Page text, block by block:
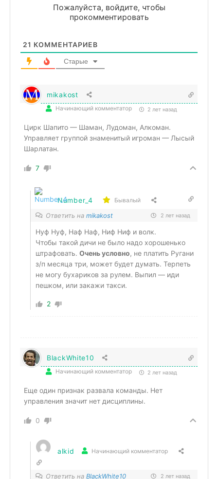
Пожалуйста, войдите, чтобы
прокомментировать
21 КОММЕНТАРИЕВ
Старые
mikakost
Начинающий комментатор 2 лет назад
Цирк Шапито — Шаман, Лудоман, Алкоман.
Управляет группой знаменитый игроман — Лысый
Шарлатан.
7
Number_4 Бывалый
Ответить на mikakost 2 лет назад
Нуф Нуф, Наф Наф, Ниф Ниф и волк.
Чтобы такой дичи не было надо хорошенько
штрафовать. Очень условно, не платить Ругани
з/п месяца три, может будет думать. Терпеть
не могу бухариков за рулем. Выпил — иди
пешком, или закажи такси.
2
BlackWhite10
Начинающий комментатор 2 лет назад
Еще один признак развала команды. Нет
управления значит нет дисциплины.
0
alkid Начинающий комментатор
Ответить на BlackWhite10 2 лет назад